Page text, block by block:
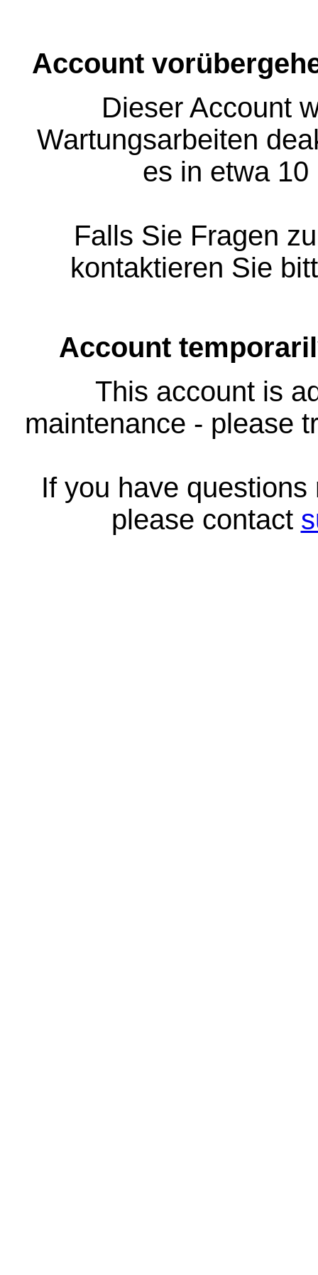
Account
Dieser Account
Wartungsarbeiten
es in etwa
Falls Sie Fragen
kontaktieren Sie
Account
This account is
maintenance - please
If you have
please contact